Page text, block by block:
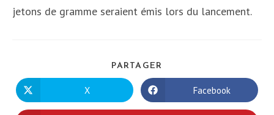
jetons de gramme seraient émis lors du lancement.
PARTAGER
Ouvrir
dans
une
X Ouvrir
dans
une
Facebook